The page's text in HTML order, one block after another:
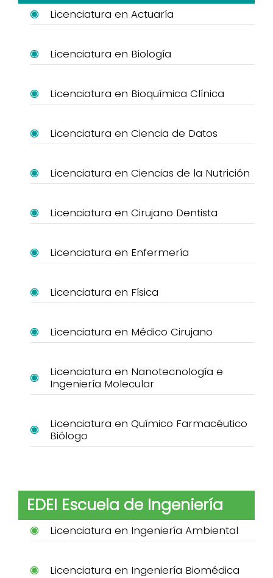
Licenciatura en Actuaría
Licenciatura en Biología
Licenciatura en Bioquímica Clínica
Licenciatura en Ciencia de Datos
Licenciatura en Ciencias de la Nutrición
Licenciatura en Cirujano Dentista
Licenciatura en Enfermería
Licenciatura en Física
Licenciatura en Médico Cirujano
Licenciatura en Nanotecnología e
Ingeniería Molecular
Licenciatura en Químico Farmacéutico
Biólogo
EDEI Escuela de Ingeniería
Licenciatura en Ingeniería Ambiental
Licenciatura en Ingeniería Biomédica